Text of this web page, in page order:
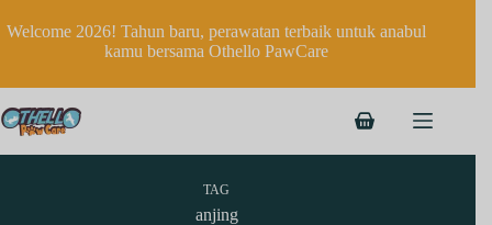
Welcome 2026! Tahun baru, perawatan terbaik untuk anabul
kamu bersama Othello PawCare
TAG
anjing